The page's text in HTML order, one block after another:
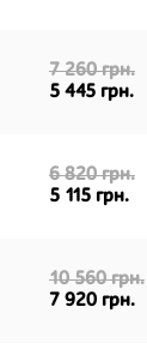
7 260 грн.
5 445 грн.
6 820 грн.
5 115 грн.
10 560 грн.
7 920 грн.